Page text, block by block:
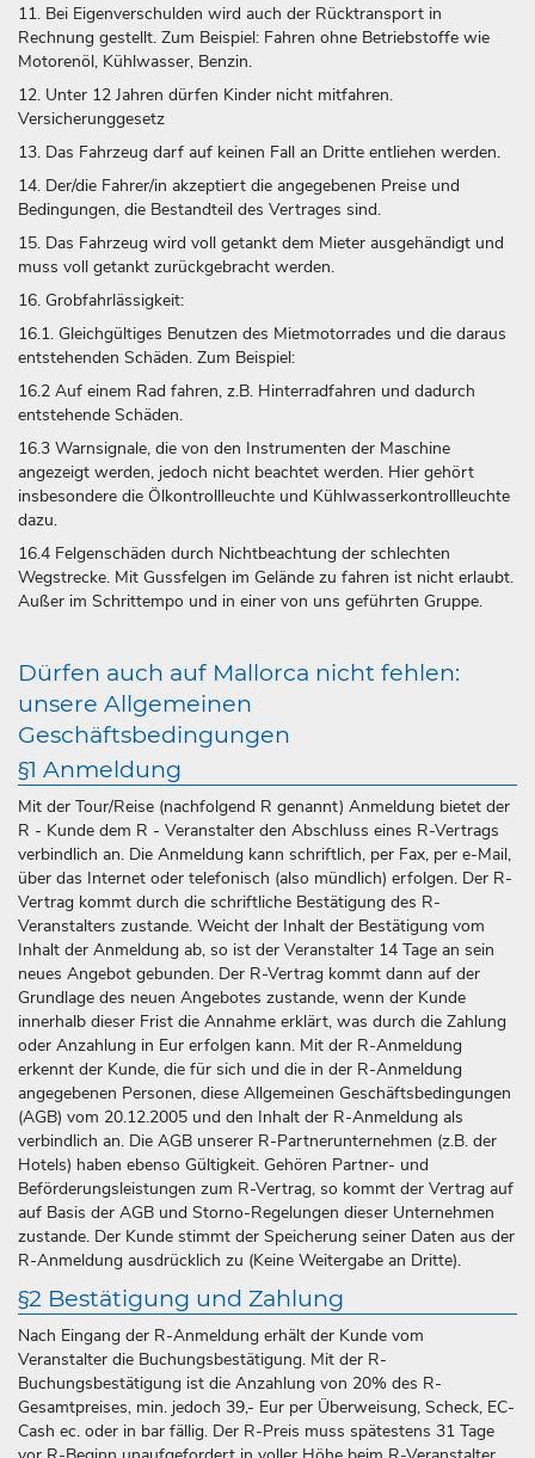
11. Bei Eigenverschulden wird auch der Rücktransport in
Rechnung gestellt. Zum Beispiel: Fahren ohne Betriebstoffe wie
Motorenöl, Kühlwasser, Benzin.
12. Unter 12 Jahren dürfen Kinder nicht mitfahren.
Versicherunggesetz
13. Das Fahrzeug darf auf keinen Fall an Dritte entliehen werden.
14. Der/die Fahrer/in akzeptiert die angegebenen Preise und
Bedingungen, die Bestandteil des Vertrages sind.
15. Das Fahrzeug wird voll getankt dem Mieter ausgehändigt und
muss voll getankt zurückgebracht werden.
16. Grobfahrlässigkeit:
16.1. Gleichgültiges Benutzen des Mietmotorrades und die daraus
entstehenden Schäden. Zum Beispiel:
16.2 Auf einem Rad fahren, z.B. Hinterradfahren und dadurch
entstehende Schäden.
16.3 Warnsignale, die von den Instrumenten der Maschine
angezeigt werden, jedoch nicht beachtet werden. Hier gehört
insbesondere die Ölkontrollleuchte und Kühlwasserkontrollleuchte
dazu.
16.4 Felgenschäden durch Nichtbeachtung der schlechten
Wegstrecke. Mit Gussfelgen im Gelände zu fahren ist nicht erlaubt.
Außer im Schrittempo und in einer von uns geführten Gruppe.
Dürfen auch auf Mallorca nicht fehlen:
unsere Allgemeinen
Geschäftsbedingungen
§1 Anmeldung
Mit der Tour/Reise (nachfolgend R genannt) Anmeldung bietet der
R - Kunde dem R - Veranstalter den Abschluss eines R-Vertrags
verbindlich an. Die Anmeldung kann schriftlich, per Fax, per e-Mail,
über das Internet oder telefonisch (also mündlich) erfolgen. Der R-
Vertrag kommt durch die schriftliche Bestätigung des R-
Veranstalters zustande. Weicht der Inhalt der Bestätigung vom
Inhalt der Anmeldung ab, so ist der Veranstalter 14 Tage an sein
neues Angebot gebunden. Der R-Vertrag kommt dann auf der
Grundlage des neuen Angebotes zustande, wenn der Kunde
innerhalb dieser Frist die Annahme erklärt, was durch die Zahlung
oder Anzahlung in Eur erfolgen kann. Mit der R-Anmeldung
erkennt der Kunde, die für sich und die in der R-Anmeldung
angegebenen Personen, diese Allgemeinen Geschäftsbedingungen
(AGB) vom 20.12.2005 und den Inhalt der R-Anmeldung als
verbindlich an. Die AGB unserer R-Partnerunternehmen (z.B. der
Hotels) haben ebenso Gültigkeit. Gehören Partner- und
Beförderungsleistungen zum R-Vertrag, so kommt der Vertrag auf
auf Basis der AGB und Storno-Regelungen dieser Unternehmen
zustande. Der Kunde stimmt der Speicherung seiner Daten aus der
R-Anmeldung ausdrücklich zu (Keine Weitergabe an Dritte).
§2 Bestätigung und Zahlung
Nach Eingang der R-Anmeldung erhält der Kunde vom
Veranstalter die Buchungsbestätigung. Mit der R-
Buchungsbestätigung ist die Anzahlung von 20% des R-
Gesamtpreises, min. jedoch 39,- Eur per Überweisung, Scheck, EC-
Cash ec. oder in bar fällig. Der R-Preis muss spätestens 31 Tage